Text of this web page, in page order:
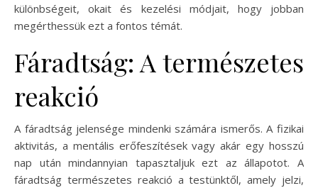
különbségeit, okait és kezelési módjait, hogy jobban
megérthessük ezt a fontos témát.
Fáradtság: A természetes
reakció
A fáradtság jelensége mindenki számára ismerős. A fizikai
aktivitás, a mentális erőfeszítések vagy akár egy hosszú
nap után mindannyian tapasztaljuk ezt az állapotot. A
fáradtság természetes reakció a testünktől, amely jelzi,